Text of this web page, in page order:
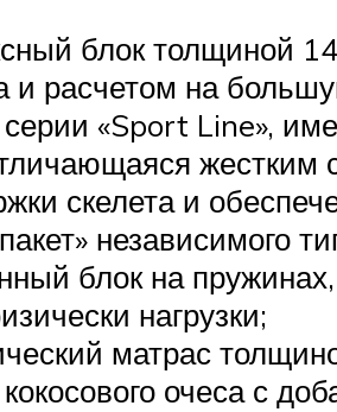
блок толщиной
расчетом на
«Sport Line»,
скелета и
независимого
блок на
нагрузки;
матрас
очеса с